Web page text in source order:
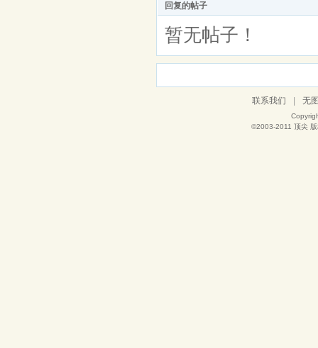
回复的帖子
暂无帖子！
联系我们 无
©2003-2011 顶尖